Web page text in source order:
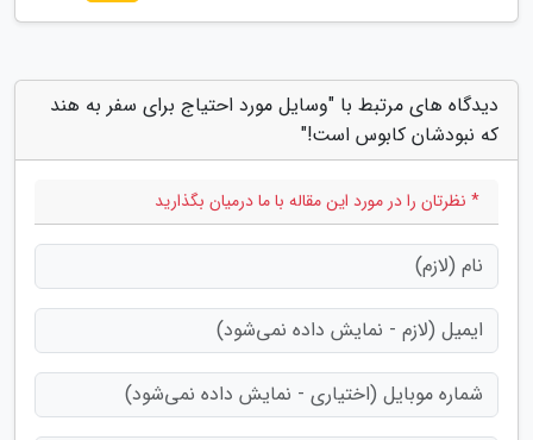
دیدگاه های مرتبط با "وسایل مورد احتیاج برای سفر به هند
که نبودشان کابوس است!"
* نظرتان را در مورد این مقاله با ما درمیان بگذارید